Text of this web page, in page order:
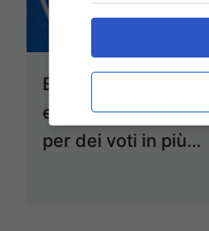
Berlusconi la
elezioni è geniale |
per dei voti in più…